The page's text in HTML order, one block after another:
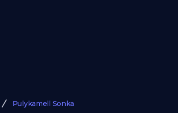
Pulykamell Sonka